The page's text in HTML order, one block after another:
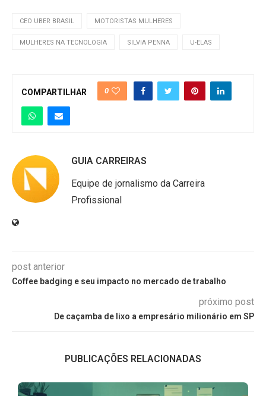
CEO UBER BRASIL MOTORISTAS MULHERES
MULHERES NA TECNOLOGIA SILVIA PENNA U-ELAS
COMPARTILHAR 0
GUIA CARREIRAS
Equipe de jornalismo da Carreira
Profissional
post anterior
Coffee badging e seu impacto no mercado de trabalho
próximo post
De caçamba de lixo a empresário milionário em SP
PUBLICAÇÕES RELACIONADAS